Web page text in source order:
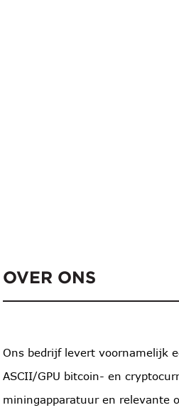
OVER ONS
Ons bedrijf levert voornamelijk
ASCII/GPU bitcoin- en
miningapparatuur en relevante